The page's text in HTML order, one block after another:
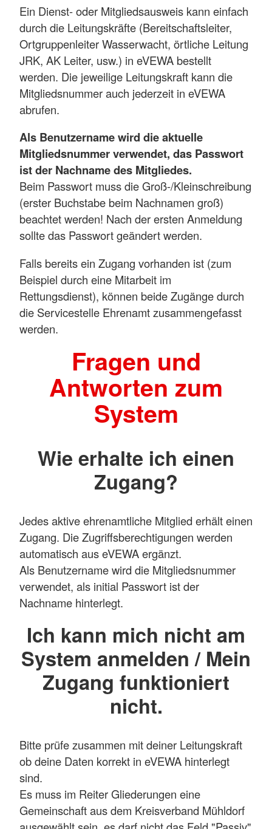
Ein Dienst- oder Mitgliedsausweis kann einfach
durch die Leitungskräfte (Bereitschaftsleiter,
Ortgruppenleiter Wasserwacht, örtliche Leitung
JRK, AK Leiter, usw.) in eVEWA bestellt
werden. Die jeweilige Leitungskraft kann die
Mitgliedsnummer auch jederzeit in eVEWA
abrufen.
Als Benutzername wird die aktuelle
Mitgliedsnummer verwendet, das Passwort
ist der Nachname des Mitgliedes.
Beim Passwort muss die Groß-/Kleinschreibung
(erster Buchstabe beim Nachnamen groß)
beachtet werden! Nach der ersten Anmeldung
sollte das Passwort geändert werden.
Falls bereits ein Zugang vorhanden ist (zum
Beispiel durch eine Mitarbeit im
Rettungsdienst), können beide Zugänge durch
die Servicestelle Ehrenamt zusammengefasst
werden.
Fragen und
Antworten zum
System
Wie erhalte ich einen
Zugang?
Jedes aktive ehrenamtliche Mitglied erhält einen
Zugang. Die Zugriffsberechtigungen werden
automatisch aus eVEWA ergänzt.
Als Benutzername wird die Mitgliedsnummer
verwendet, als initial Passwort ist der
Nachname hinterlegt.
Ich kann mich nicht am
System anmelden / Mein
Zugang funktioniert
nicht.
Bitte prüfe zusammen mit deiner Leitungskraft
ob deine Daten korrekt in eVEWA hinterlegt
sind.
Es muss im Reiter Gliederungen eine
Gemeinschaft aus dem Kreisverband Mühldorf